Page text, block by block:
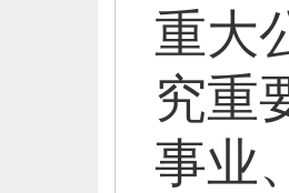
重大
究重
事业